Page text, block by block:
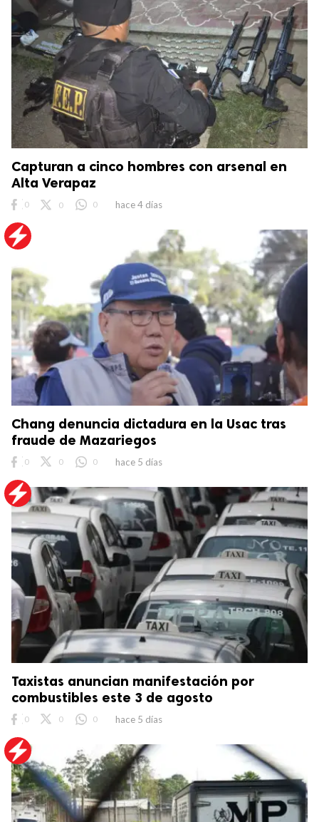
Capturan a cinco hombres con arsenal en
Alta Verapaz
0 0 0 hace 4 días
Chang denuncia dictadura en la Usac tras
fraude de Mazariegos
0 0 0 hace 5 días
Taxistas anuncian manifestación por
combustibles este 3 de agosto
0 0 0 hace 5 días